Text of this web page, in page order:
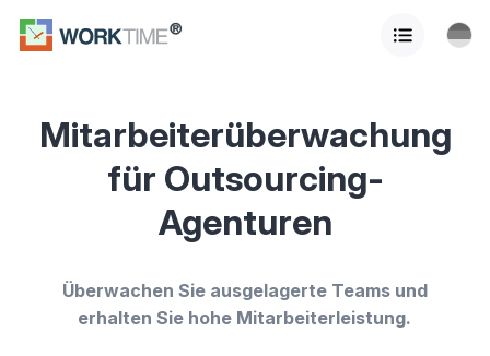
Mitarbeiterüberwachung
für Outsourcing-
Agenturen
Überwachen Sie ausgelagerte Teams und
erhalten Sie hohe Mitarbeiterleistung.